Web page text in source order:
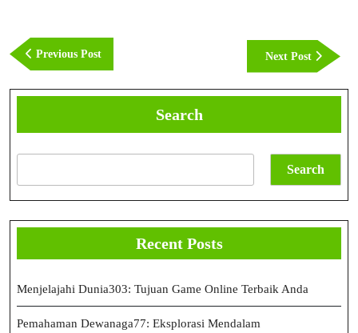
navigation
Previous PostPrevious
Post
Next Post
Next
Post
Search
Search
Recent Posts
Menjelajahi Dunia303: Tujuan Game Online Terbaik Anda
Pemahaman Dewanaga77: Eksplorasi Mendalam